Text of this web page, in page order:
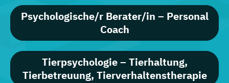
Psychologische/r Berater/in – Personal
Coach
Tierpsychologie – Tierhaltung,
Tierbetreuung, Tierverhaltenstherapie